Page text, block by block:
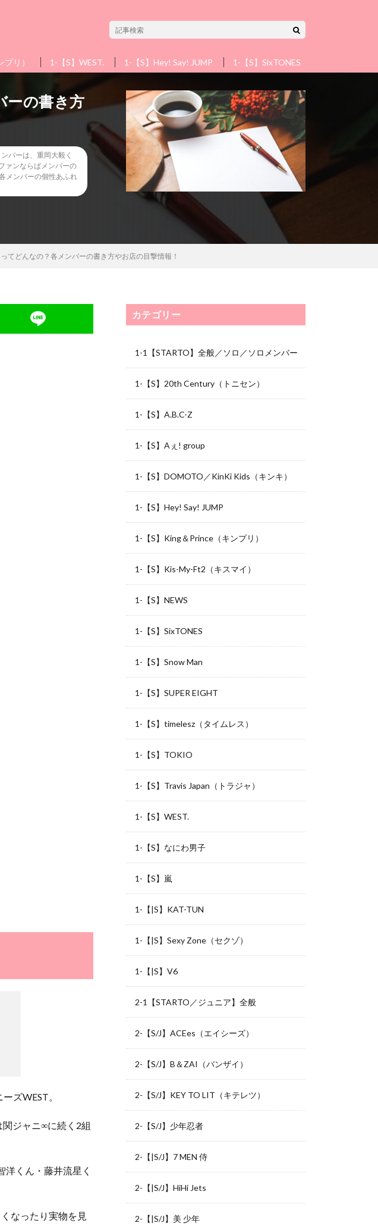
リ） 1-【S】WEST. 1-【S】Hey! Say! JUMP 1-【S】SixTONES
ーの書き方
バーは、重岡大毅く
ァンならばメンバーの
メンバーの個性あふれ
てどんなの？各メンバーの書き方やお店の目撃情報！
ズWEST。
ジャニ∞に続く2組
くん・藤井流星く
なったり実物を見
カテゴリー
1-1【STARTO】全般／ソロ／ソロメンバー
1-【S】20th Century（トニセン）
1-【S】A.B.C-Z
1-【S】Aぇ! group
1-【S】DOMOTO／KinKi Kids（キンキ）
1-【S】Hey! Say! JUMP
1-【S】King＆Prince（キンプリ）
1-【S】Kis-My-Ft2（キスマイ）
1-【S】NEWS
1-【S】SixTONES
1-【S】Snow Man
1-【S】SUPER EIGHT
1-【S】timelesz（タイムレス）
1-【S】TOKIO
1-【S】Travis Japan（トラジャ）
1-【S】WEST.
1-【S】なにわ男子
1-【S】嵐
1-【|S】KAT-TUN
1-【|S】Sexy Zone（セクゾ）
1-【|S】V6
2-1【STARTO／ジュニア】全般
2-【S/J】ACEes（エイシーズ）
2-【S/J】B＆ZAI（バンザイ）
2-【S/J】KEY TO LIT（キテレツ）
2-【S/J】少年忍者
2-【|S/J】7 MEN 侍
2-【|S/J】HiHi Jets
2-【|S/J】美 少年